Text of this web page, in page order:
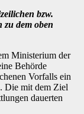
bzw.
dem oben
Ministerium der
Behörde
Vorfalls ein
Die mit dem Ziel
dauerten